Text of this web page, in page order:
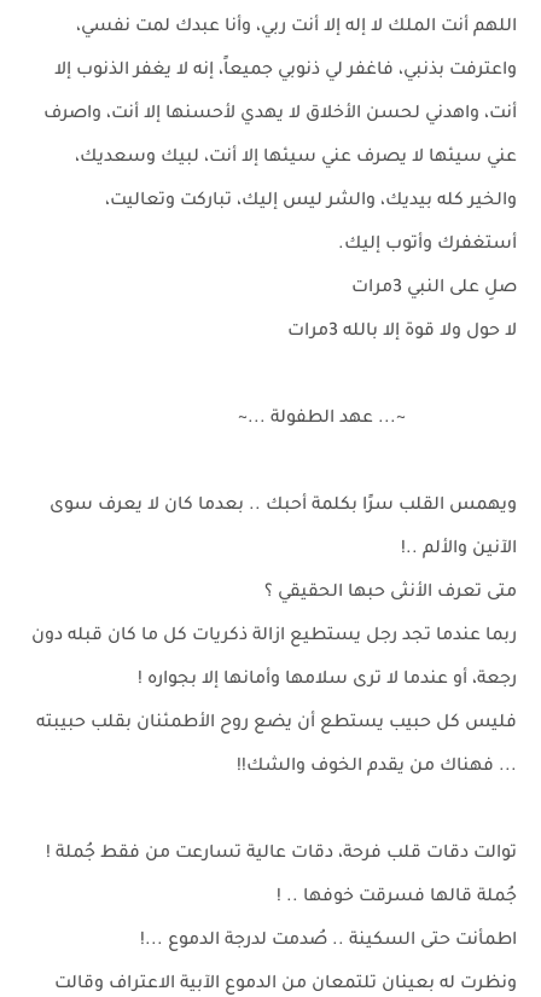
اللهم أنت الملك لا إله إلا أنت ربي، وأنا عبدك لمت نفسي،
واعترفت بذنبي، فاغفر لي ذنوبي جميعاً، إنه لا يغفر الذنوب إلا
أنت، واهدني لحسن الأخلاق لا يهدي لأحسنها إلا أنت، واصرف
عني سيئها لا يصرف عني سيئها إلا أنت، لبيك وسعديك،
والخير كله بيديك، والشر ليس إليك، تباركت وتعاليت،
أستغفرك وأتوب إليك.
صلِ على النبي 3مرات
لا حول ولا قوة إلا بالله 3مرات
~... عهد الطفولة ...~
ويهمس القلب سرًا بكلمة أحبك .. بعدما كان لا يعرف سوى
الآنين والألم ..!
متى تعرف الأنثى حبها الحقيقي ؟
ربما عندما تجد رجل يستطيع ازالة ذكريات كل ما كان قبله دون
رجعة، أو عندما لا ترى سلامها وأمانها إلا بجواره !
فليس كل حبيب يستطع أن يضع روح الأطمئنان بقلب حبيبته
... فهناك من يقدم الخوف والشك!!
توالت دقات قلب فرحة، دقات عالية تسارعت من فقط جُملة !
جُملة قالها فسرقت خوفها .. !
اطمأنت حتى السكينة .. صُدمت لدرجة الدموع ...!
ونظرت له بعينان تلتمعان من الدموع الآبية الاعتراف وقالت